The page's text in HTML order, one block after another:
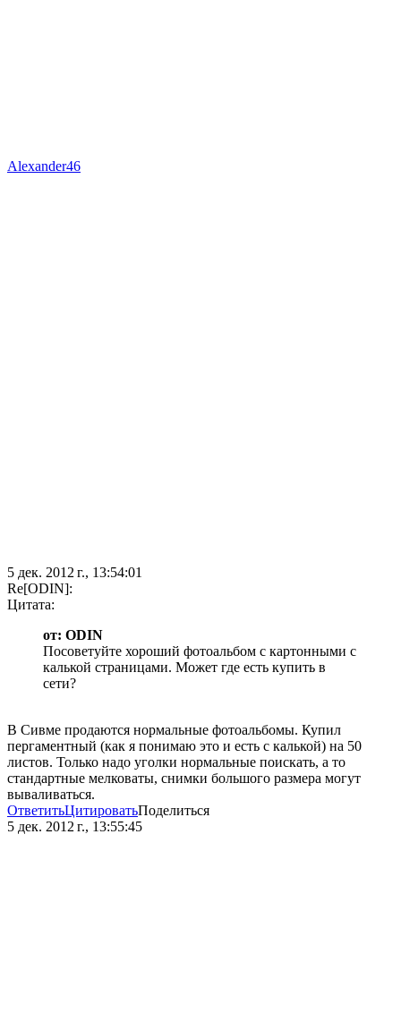
Alexander46
5 дек. 2012 г., 13:54:01
Re[ODIN]:
Цитата:
от: ODIN
Посоветуйте хороший фотоальбом с картонными с
калькой страницами. Может где есть купить в
сети?
В Сивме продаются нормальные фотоальбомы. Купил
пергаментный (как я понимаю это и есть с калькой) на 50
листов. Только надо уголки нормальные поискать, а то
стандартные мелковаты, снимки большого размера могут
вываливаться.
ОтветитьЦитироватьПоделиться
5 дек. 2012 г., 13:55:45